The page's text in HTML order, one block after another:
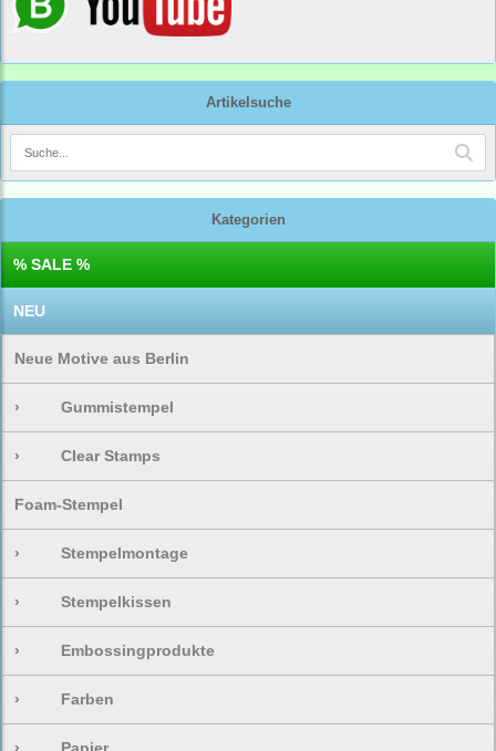
Artikelsuche
Kategorien
% SALE %
NEU
Neue Motive aus Berlin
› Gummistempel
› Clear Stamps
Foam-Stempel
› Stempelmontage
› Stempelkissen
› Embossingprodukte
› Farben